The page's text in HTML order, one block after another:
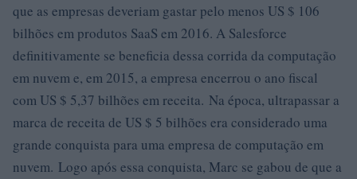
que as empresas deveriam gastar pelo menos US $ 106
bilhões em produtos SaaS em 2016. A Salesforce
definitivamente se beneficia dessa corrida da computação
em nuvem e, em 2015, a empresa encerrou o ano fiscal
com US $ 5,37 bilhões em receita. Na época, ultrapassar a
marca de receita de US $ 5 bilhões era considerado uma
grande conquista para uma empresa de computação em
nuvem. Logo após essa conquista, Marc se gabou de que a